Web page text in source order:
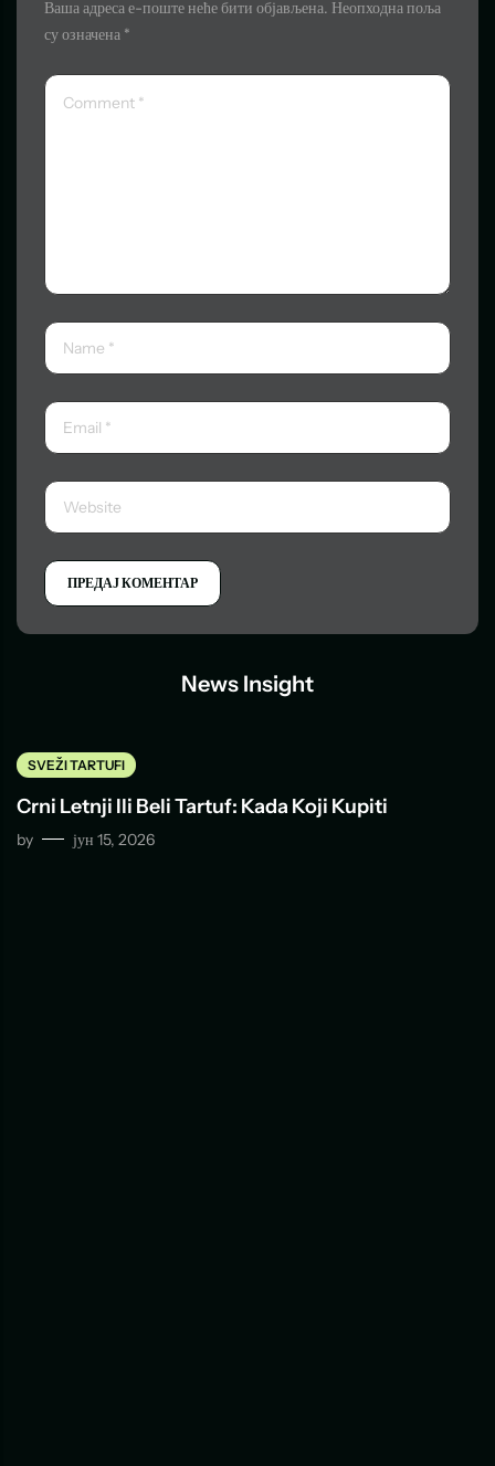
Ваша адреса е-поште неће бити објављена. Неопходна поља
су означена *
News Insight
SVEŽI TARTUFI
Crni Letnji Ili Beli Tartuf: Kada Koji Kupiti
by јун 15, 2026